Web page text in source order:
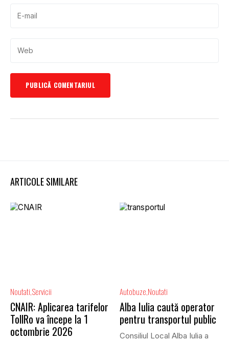
ARTICOLE SIMILARE
Noutati Servicii
CNAIR: Aplicarea tarifelor
TollRo va începe la 1
octombrie 2026
Autobuze Noutati
Alba Iulia caută operator
pentru transportul public
Consiliul Local Alba Iulia a